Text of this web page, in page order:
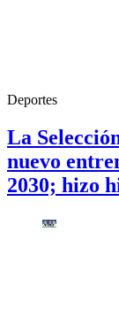
Deportes
La
nuevo
2030; hizo